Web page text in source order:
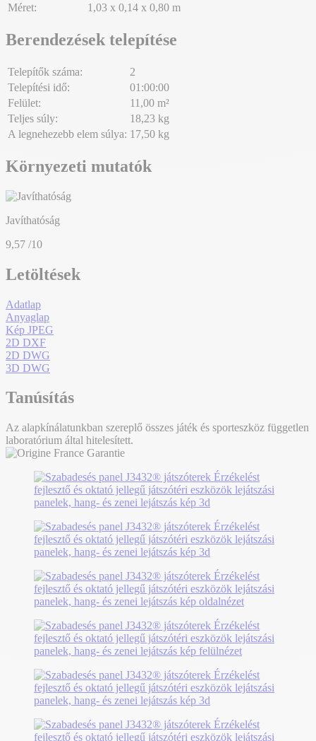
Méret:
1,03 x 0,14 x 0,80 m
Berendezések telepítése
Telepítők száma:
2
Telepítési idő:
01:00:00
Felület:
11,00 m²
Teljes súly:
18,23 kg
A legnehezebb elem súlya: 17,50 kg
Környezeti mutatók
Javíthatóság
9,57 /10
Letöltések
Adatlap
Anyaglap
Kép JPEG
2D DXF
2D DWG
3D DWG
Tanúsítás
Az alapkínálatunkban szereplő összes játék és sporteszköz független
laboratórium által hitelesített.